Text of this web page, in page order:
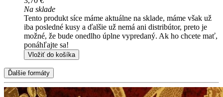
Na sklade
Tento produkt síce máme aktuálne na sklade, máme však už
iba posledné kusy a ďalšie už nemá ani distribútor, preto je
možné, že bude onedlho úplne vypredaný. Ak ho chcete mať,
ponáhľajte sa!
Vložiť do košíka
Ďalšie formáty